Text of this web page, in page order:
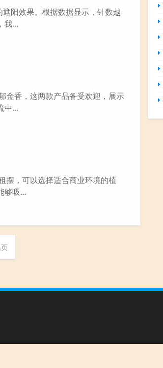
阳效果。根据数据显示，针数越
我...
金香，这两款产品备受欢迎，展示
中...
摆，可以选择适合商业环境的植
够吸...